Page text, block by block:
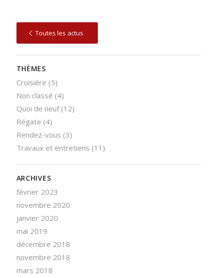
Toutes les actus
THÈMES
Croisière (5)
Non classé (4)
Quoi de neuf(12)
Régate (4)
Rendez-vous (3)
Travaux et entretiens (11)
ARCHIVES
février 2023
novembre 2020
janvier 2020
mai 2019
décembre 2018
novembre 2018
mars 2018